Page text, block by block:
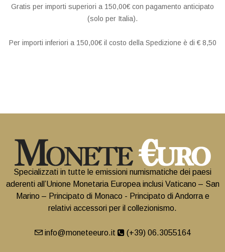
Gratis per importi superiori a 150,00€ con pagamento anticipato
(solo per Italia).
Per importi inferiori a 150,00€ il costo della Spedizione è di € 8,50
Specializzati in tutte le emissioni numismatiche dei paesi
aderenti all’Unione Monetaria Europea inclusi Vaticano – San
Marino – Principato di Monaco - Principato di Andorra e
relativi accessori per il collezionismo.
info@moneteeuro.it (+39) 06.3055164